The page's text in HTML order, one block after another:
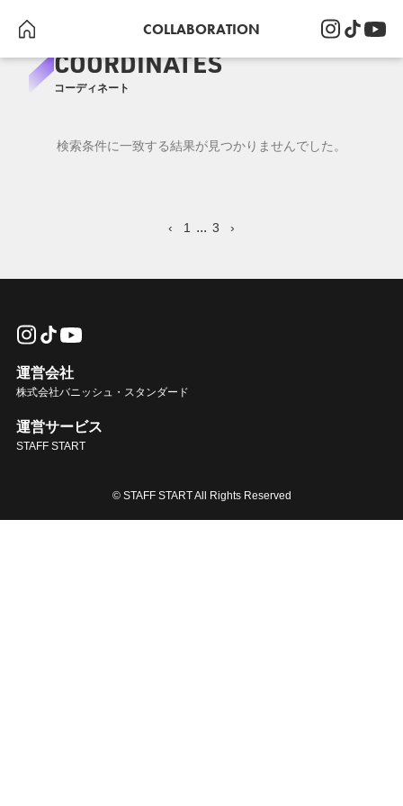
COLLABORATION
COORDINATES
コーディネート
検索条件に一致する結果が見つかりませんでした。
‹ 1 ... 3 ›
運営会社
株式会社バニッシュ・スタンダード
運営サービス
STAFF START
© STAFF START All Rights Reserved